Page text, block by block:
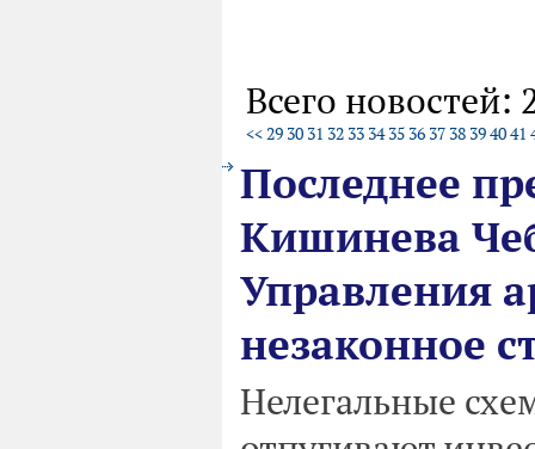
Всего новостей:
<<29 30 31 32 33 34 35 36 37 38 394041
Последнее
Кишинева
Управления
незаконное
Нелегальные